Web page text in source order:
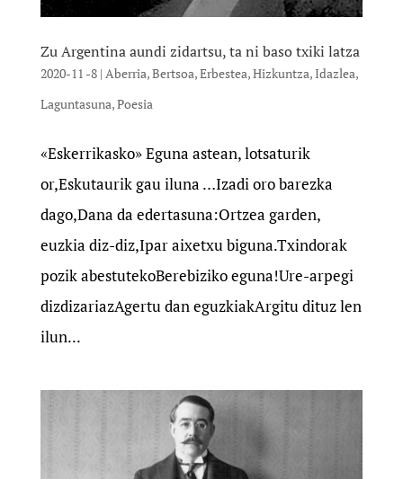
Zu Argentina aundi zidartsu, ta ni baso txiki latza
2020-11 -8| Aberria,Bertsoa,Erbestea,Hizkuntza,Idazlea,
Laguntasuna,Poesia
«Eskerrikasko» Eguna astean, lotsaturik
or,Eskutaurik gau iluna …Izadi oro barezka
dago,Dana da edertasuna:Ortzea garden,
euzkia diz-diz,Ipar aixetxu biguna.Txindorak
pozik abestutekoBerebiziko eguna!Ure-arpegi
dizdizariazAgertu dan eguzkiakArgitu dituz len
ilun...